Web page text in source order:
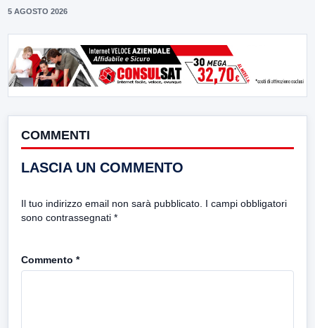
5 AGOSTO 2026
COMMENTI
LASCIA UN COMMENTO
Il tuo indirizzo email non sarà pubblicato. I campi obbligatori
sono contrassegnati *
Commento *